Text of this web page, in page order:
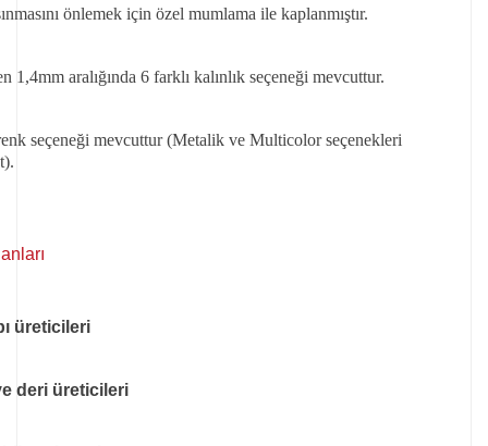
önlemek için özel mumlama ile kaplanmıştır.
1,4mm aralığında 6 farklı kalınlık seçeneği mevcuttur.
seçeneği mevcuttur (Metalik ve Multicolor seçenekleri
üreticileri
deri üreticileri